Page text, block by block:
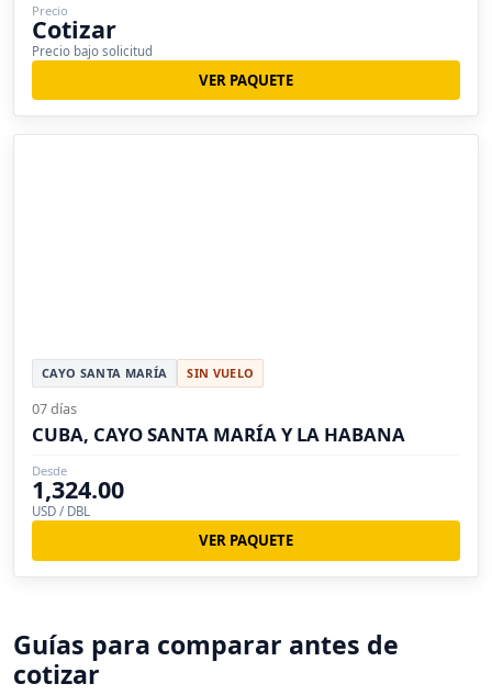
Precio
Cotizar
Precio bajo solicitud
VER PAQUETE
CAYO SANTA MARÍA SIN VUELO
07 días
CUBA, CAYO SANTA MARÍA Y LA HABANA
Desde
1,324.00
USD / DBL
VER PAQUETE
Guías para comparar antes de
cotizar